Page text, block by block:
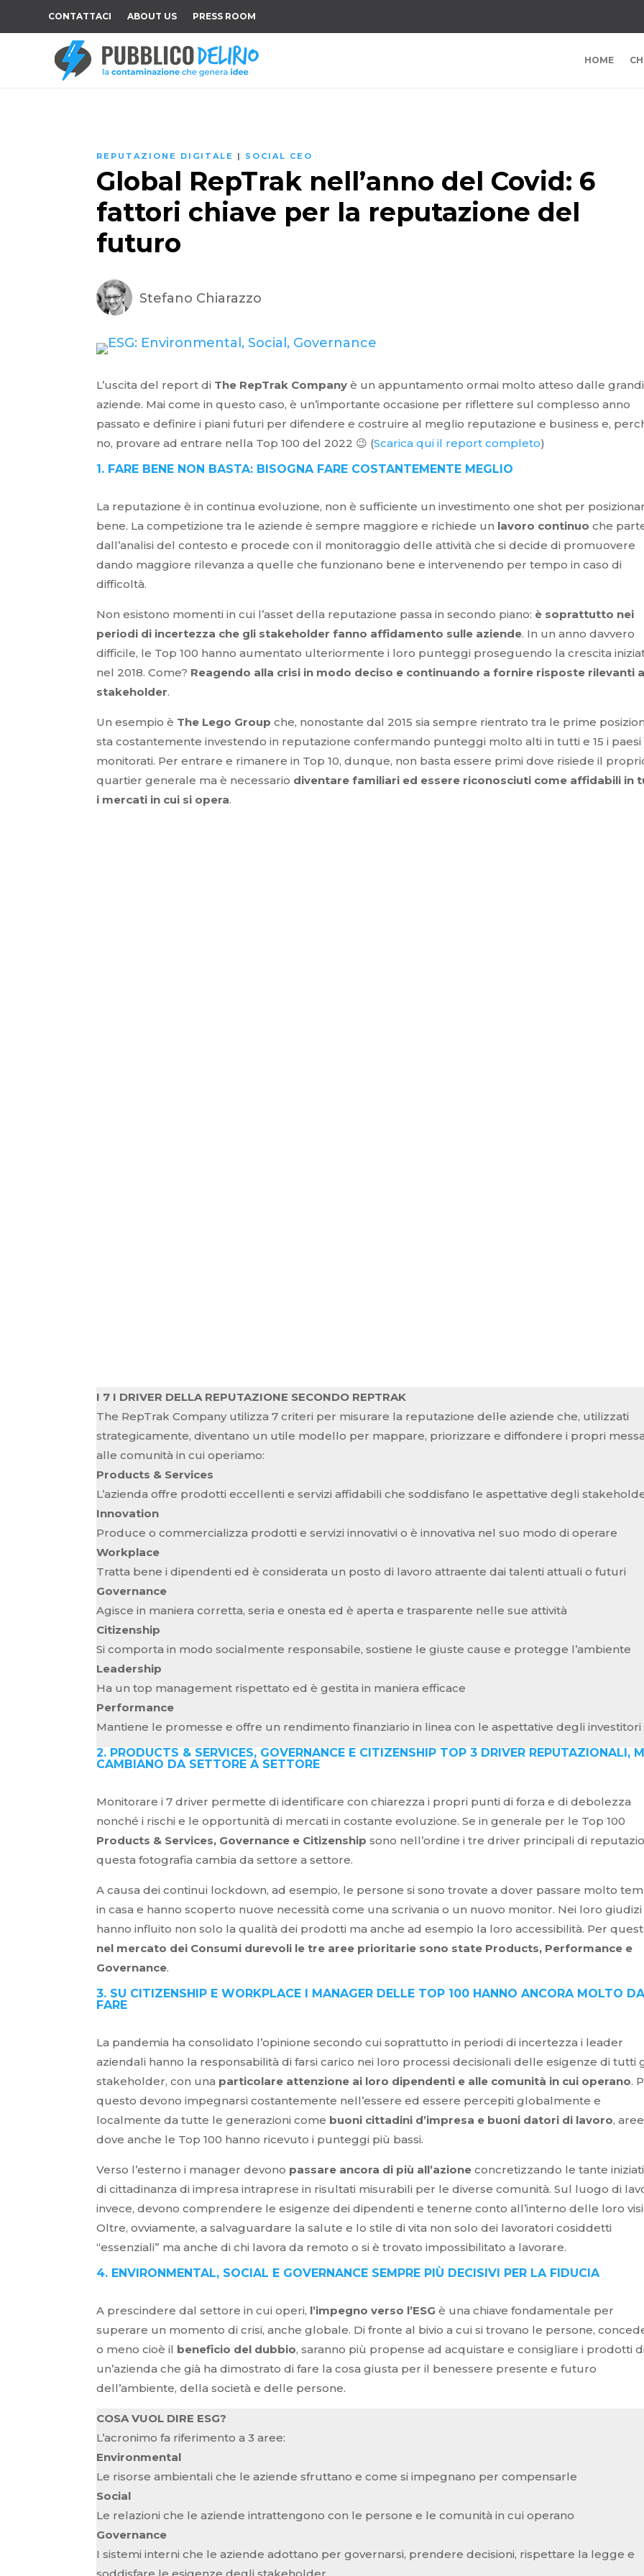
CONTATTACI ABOUT US PRESS ROOM
HOME
REPUTAZIONE DIGITALE | SOCIAL CEO
Global RepTrak nell’anno del Covid: 6
fattori chiave per la reputazione del
futuro
Stefano Chiarazzo
L’uscita del report di The RepTrak Company è un appuntamento ormai molto atteso dalle grandi
aziende. Mai come in questo caso, è un’importante occasione per riflettere sul complesso anno
passato e definire i piani futuri per difendere e costruire al meglio reputazione e business e,
no, provare ad entrare nella Top 100 del 2022 😉 (Scarica qui il report completo)
1. FARE BENE NON BASTA: BISOGNA FARE COSTANTEMENTE MEGLIO
La reputazione è in continua evoluzione, non è sufficiente un investimento one shot per
bene. La competizione tra le aziende è sempre maggiore e richiede un lavoro continuo che
dall’analisi del contesto e procede con il monitoraggio delle attività che si decide di promuovere
dando maggiore rilevanza a quelle che funzionano bene e intervenendo per tempo in caso di
difficoltà.
Non esistono momenti in cui l’asset della reputazione passa in secondo piano: è soprattutto nei
periodi di incertezza che gli stakeholder fanno affidamento sulle aziende. In un anno davvero
difficile, le Top 100 hanno aumentato ulteriormente i loro punteggi proseguendo la crescita
nel 2018. Come? Reagendo alla crisi in modo deciso e continuando a fornire risposte rilevanti
stakeholder.
Un esempio è The Lego Group che, nonostante dal 2015 sia sempre rientrato tra le prime
sta costantemente investendo in reputazione confermando punteggi molto alti in tutti e 15 i paesi
monitorati. Per entrare e rimanere in Top 10, dunque, non basta essere primi dove risiede il
quartier generale ma è necessario diventare familiari ed essere riconosciuti come affidabili in
i mercati in cui si opera.
I 7 I DRIVER DELLA REPUTAZIONE SECONDO REPTRAK
The RepTrak Company utilizza 7 criteri per misurare la reputazione delle aziende che, utilizzati
strategicamente, diventano un utile modello per mappare, priorizzare e diffondere i propri
alle comunità in cui operiamo:
Products & Services
L’azienda offre prodotti eccellenti e servizi affidabili che soddisfano le aspettative degli
Innovation
Produce o commercializza prodotti e servizi innovativi o è innovativa nel suo modo di operare
Workplace
Tratta bene i dipendenti ed è considerata un posto di lavoro attraente dai talenti attuali o futuri
Governance
Agisce in maniera corretta, seria e onesta ed è aperta e trasparente nelle sue attività
Citizenship
Si comporta in modo socialmente responsabile, sostiene le giuste cause e protegge l’ambiente
Leadership
Ha un top management rispettato ed è gestita in maniera efficace
Performance
Mantiene le promesse e offre un rendimento finanziario in linea con le aspettative degli investitori
2. PRODUCTS & SERVICES, GOVERNANCE E CITIZENSHIP TOP 3 DRIVER REPUTAZIONALI,
CAMBIANO DA SETTORE A SETTORE
Monitorare i 7 driver permette di identificare con chiarezza i propri punti di forza e di debolezza
nonché i rischi e le opportunità di mercati in costante evoluzione. Se in generale per le Top 100
Products & Services, Governance e Citizenship sono nell’ordine i tre driver principali di
questa fotografia cambia da settore a settore.
A causa dei continui lockdown, ad esempio, le persone si sono trovate a dover passare molto
in casa e hanno scoperto nuove necessità come una scrivania o un nuovo monitor. Nei loro giudizi
hanno influito non solo la qualità dei prodotti ma anche ad esempio la loro accessibilità. Per
nel mercato dei Consumi durevoli le tre aree prioritarie sono state Products, Performance e
Governance.
3. SU CITIZENSHIP E WORKPLACE I MANAGER DELLE TOP 100 HANNO ANCORA MOLTO
FARE
La pandemia ha consolidato l’opinione secondo cui soprattutto in periodi di incertezza i leader
aziendali hanno la responsabilità di farsi carico nei loro processi decisionali delle esigenze di tutti
stakeholder, con una particolare attenzione ai loro dipendenti e alle comunità in cui operano.
questo devono impegnarsi costantemente nell’essere ed essere percepiti globalmente e
localmente da tutte le generazioni come buoni cittadini d’impresa e buoni datori di lavoro, aree
dove anche le Top 100 hanno ricevuto i punteggi più bassi.
Verso l’esterno i manager devono passare ancora di più all’azione concretizzando le tante
di cittadinanza di impresa intraprese in risultati misurabili per le diverse comunità. Sul luogo di
invece, devono comprendere le esigenze dei dipendenti e tenerne conto all’interno delle loro
Oltre, ovviamente, a salvaguardare la salute e lo stile di vita non solo dei lavoratori cosiddetti
“essenziali” ma anche di chi lavora da remoto o si è trovato impossibilitato a lavorare.
4. ENVIRONMENTAL, SOCIAL E GOVERNANCE SEMPRE PIÙ DECISIVI PER LA FIDUCIA
A prescindere dal settore in cui operi, l’impegno verso l’ESG è una chiave fondamentale per
superare un momento di crisi, anche globale. Di fronte al bivio a cui si trovano le persone,
o meno cioè il beneficio del dubbio, saranno più propense ad acquistare e consigliare i prodotti di
un’azienda che già ha dimostrato di fare la cosa giusta per il benessere presente e futuro
dell’ambiente, della società e delle persone.
COSA VUOL DIRE ESG?
L’acronimo fa riferimento a 3 aree:
Environmental
Le risorse ambientali che le aziende sfruttano e come si impegnano per compensarle
Social
Le relazioni che le aziende intrattengono con le persone e le comunità in cui operano
Governance
I sistemi interni che le aziende adottano per governarsi, prendere decisioni, rispettare la legge e